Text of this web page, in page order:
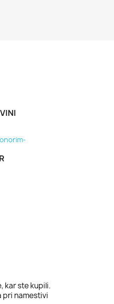
kar ste kupili.
pri namestivi